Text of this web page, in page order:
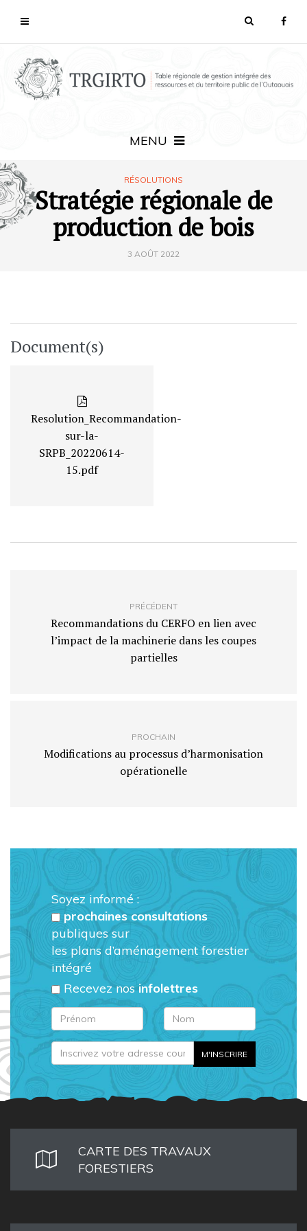
MENU
RÉSOLUTIONS
Stratégie régionale de
production de bois
3 AOÛT 2022
Document(s)
Resolution_Recommandation-
sur-la-
SRPB_20220614-
15.pdf
PRÉCÉDENT
Recommandations du CERFO en lien avec
l’impact de la machinerie dans les coupes
partielles
PROCHAIN
Modifications au processus d’harmonisation
opérationelle
Soyez informé :
prochaines consultations
publiques sur
les plans d’aménagement forestier
intégré
Recevez nosinfolettres
CARTE DES TRAVAUX
FORESTIERS